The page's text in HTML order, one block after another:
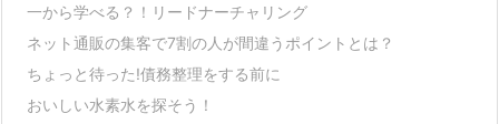
一から学べる？！リードナーチャリング
ネット通販の集客で7割の人が間違うポイントとは？
ちょっと待った!債務整理をする前に
おいしい水素水を探そう！